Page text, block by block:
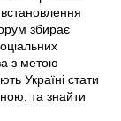
збирає
з метою
Україні стати
та знайти